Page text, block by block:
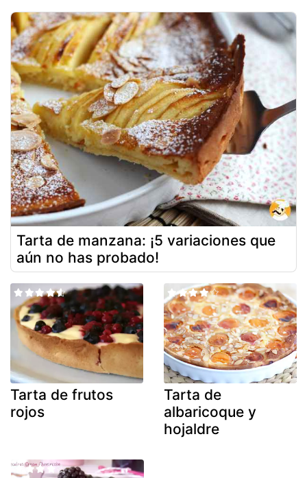
Tarta de manzana: ¡5 variaciones que
aún no has probado!
Tarta de frutos
rojos
Tarta de
albaricoque y
hojaldre